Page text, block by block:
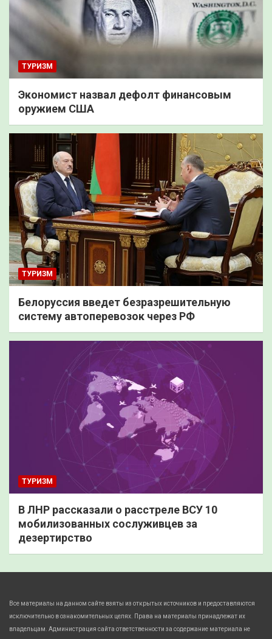
ТУРИЗМ
Экономист назвал дефолт финансовым
оружием США
ТУРИЗМ
Белоруссия введет безразрешительную
систему автоперевозок через РФ
ТУРИЗМ
В ЛНР рассказали о расстреле ВСУ 10
мобилизованных сослуживцев за
дезертирство
Все материалы на данном сайте взяты из открытых источников и предоставляются
исключительно в ознакомительных целях. Права на материалы принадлежат их
владельцам. Администрация сайта ответственности за содержание материала не